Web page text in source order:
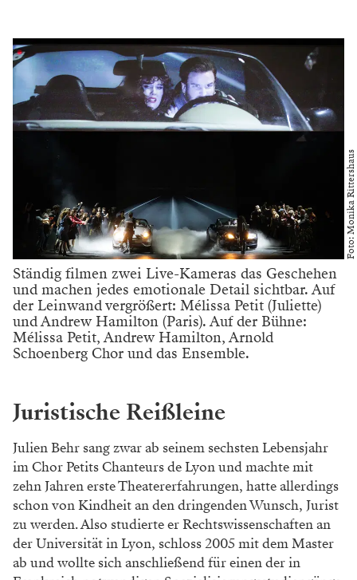
Foto: Monika Rittershaus
Ständig filmen zwei Live-Kameras das Geschehen
und machen jedes emotionale Detail sichtbar. Auf
der Leinwand vergrößert: Mélissa Petit (Juliette)
und Andrew Hamilton (Paris). Auf der Bühne:
Mélissa Petit, Andrew Hamilton, Arnold
Schoenberg Chor und das Ensemble.
Juristische Reißleine
Julien Behr sang zwar ab seinem sechsten Lebensjahr
im Chor Petits Chanteurs de Lyon und machte mit
zehn Jahren erste Theatererfahrungen, hatte allerdings
schon von Kindheit an den dringenden Wunsch, Jurist
zu werden. Also studierte er Rechtswissenschaften an
der Universität in Lyon, schloss 2005 mit dem Master
ab und wollte sich anschließend für einen der in